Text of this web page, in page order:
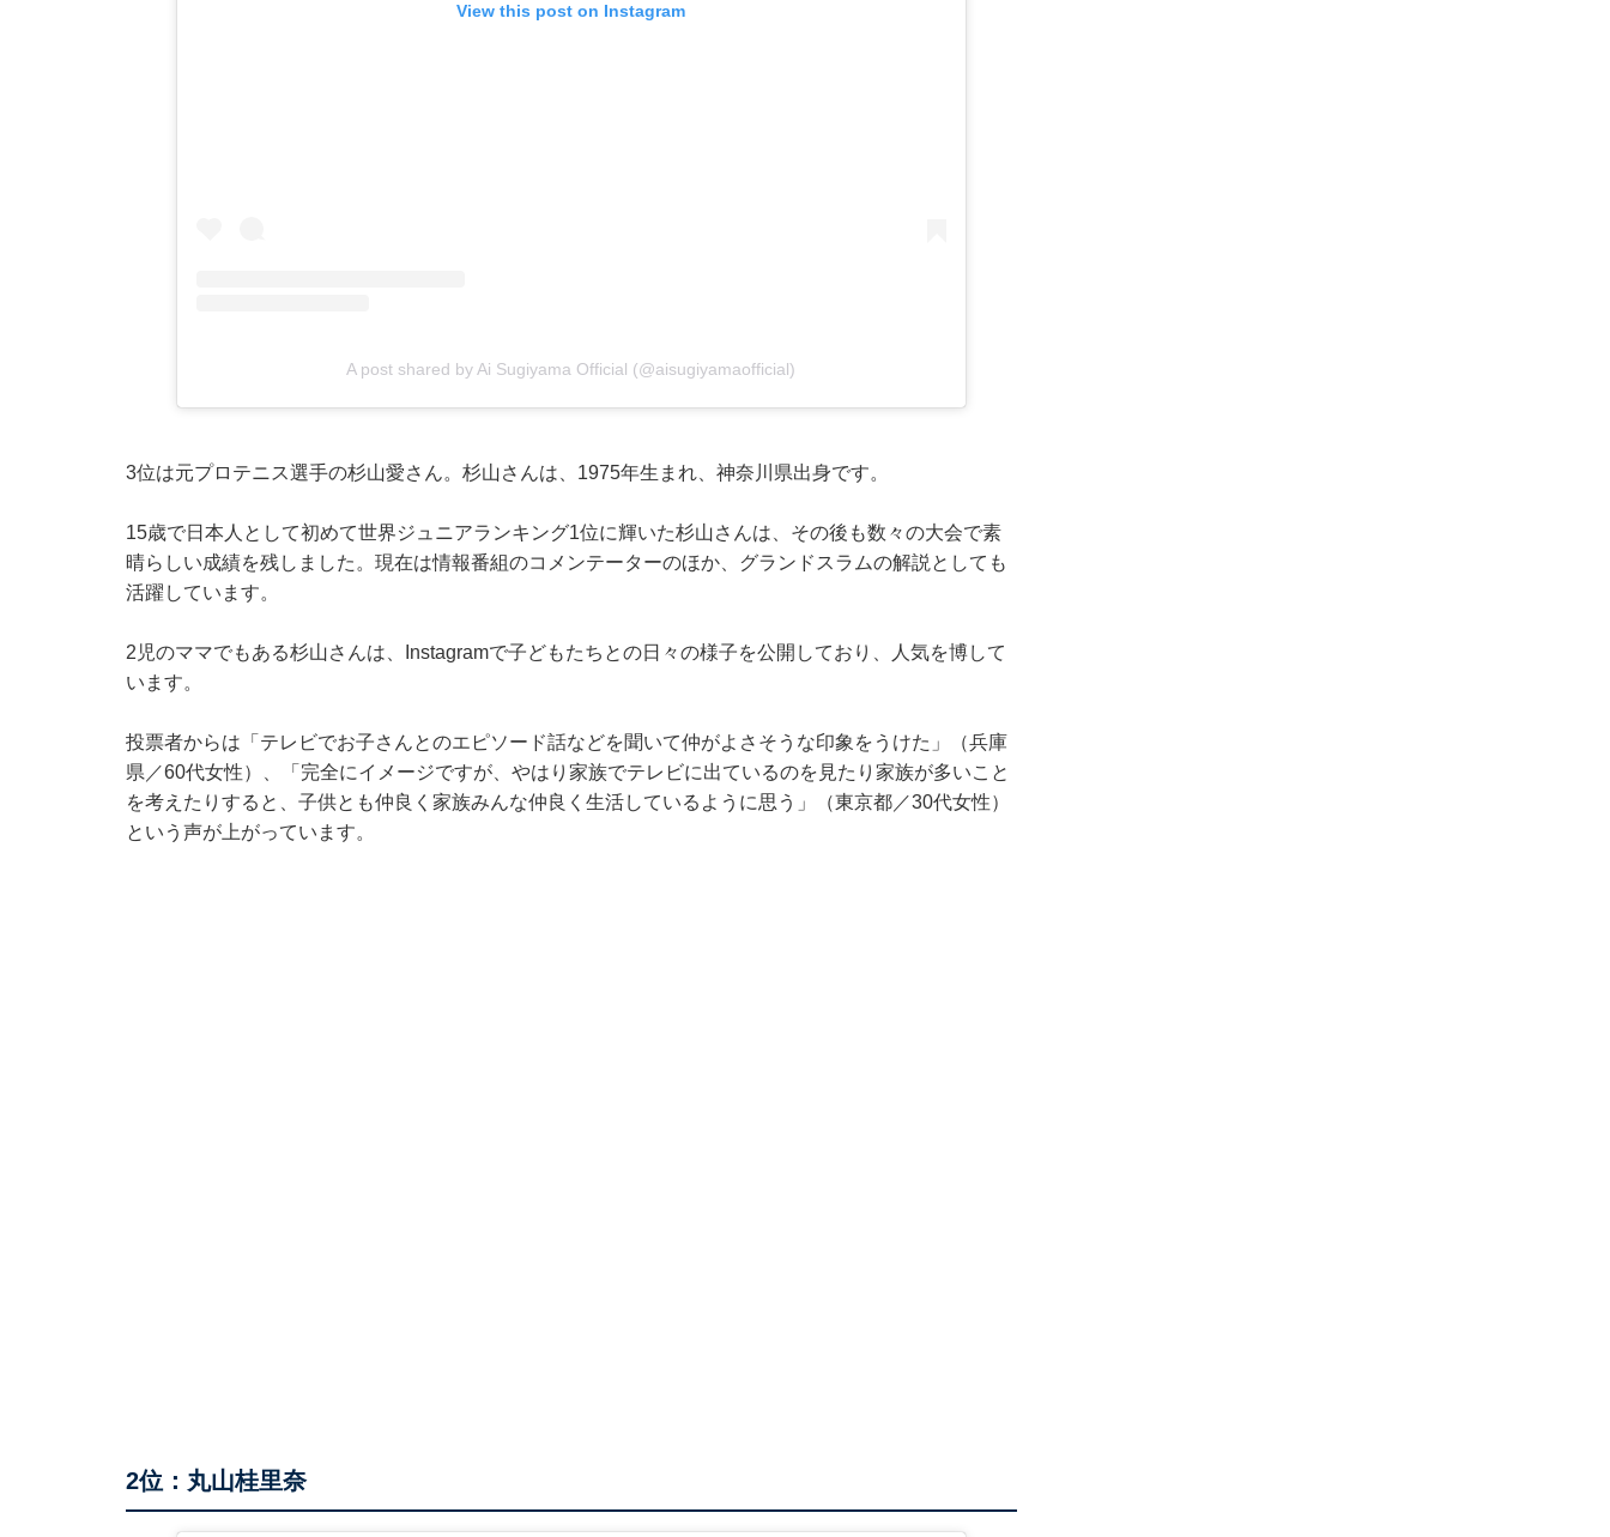
View this post on Instagram
A post shared by Ai Sugiyama Official (@aisugiyamaofficial)
3位は元プロテニス選手の杉山愛さん。杉山さんは、1975年生まれ、神奈川県出身です。
15歳で日本人として初めて世界ジュニアランキング1位に輝いた杉山さんは、その後も数々の大会で素
晴らしい成績を残しました。現在は情報番組のコメンテーターのほか、グランドスラムの解説としても
活躍しています。
2児のママでもある杉山さんは、Instagramで子どもたちとの日々の様子を公開しており、人気を博して
います。
投票者からは「テレビでお子さんとのエピソード話などを聞いて仲がよさそうな印象をうけた」（兵庫
県／60代女性）、「完全にイメージですが、やはり家族でテレビに出ているのを見たり家族が多いこと
を考えたりすると、子供とも仲良く家族みんな仲良く生活しているように思う」（東京都／30代女性）
という声が上がっています。
2位：丸山桂里奈